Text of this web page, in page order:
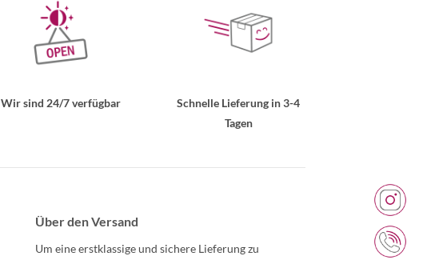
Wir sind 24/7 verfügbar
Schnelle Lieferung in 3-4
Tagen
Über den Versand
Um eine erstklassige und sichere Lieferung zu